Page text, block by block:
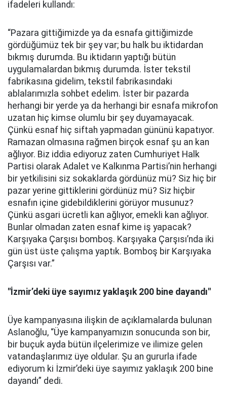
ifadeleri kullandı:
“Pazara gittiğimizde ya da esnafa gittiğimizde
gördüğümüz tek bir şey var; bu halk bu iktidardan
bıkmış durumda. Bu iktidarın yaptığı bütün
uygulamalardan bıkmış durumda. İster tekstil
fabrikasına gidelim, tekstil fabrikasındaki
ablalarımızla sohbet edelim. İster bir pazarda
herhangi bir yerde ya da herhangi bir esnafa mikrofon
uzatan hiç kimse olumlu bir şey duyamayacak.
Çünkü esnaf hiç siftah yapmadan gününü kapatıyor.
Ramazan olmasına rağmen birçok esnaf şu an kan
ağlıyor. Biz iddia ediyoruz zaten Cumhuriyet Halk
Partisi olarak Adalet ve Kalkınma Partisi’nin herhangi
bir yetkilisini siz sokaklarda gördünüz mü? Siz hiç bir
pazar yerine gittiklerini gördünüz mü? Siz hiçbir
esnafın içine gidebildiklerini görüyor musunuz?
Çünkü asgari ücretli kan ağlıyor, emekli kan ağlıyor.
Bunlar olmadan zaten esnaf kime iş yapacak?
Karşıyaka Çarşısı bomboş. Karşıyaka Çarşısı’nda iki
gün üst üste çalışma yaptık. Bomboş bir Karşıyaka
Çarşısı var.”
"İzmir’deki üye sayımız yaklaşık 200 bine dayandı"
Üye kampanyasına ilişkin de açıklamalarda bulunan
Aslanoğlu, “Üye kampanyamızın sonucunda son bir,
bir buçuk ayda bütün ilçelerimize ve ilimize gelen
vatandaşlarımız üye oldular. Şu an gururla ifade
ediyorum ki İzmir’deki üye sayımız yaklaşık 200 bine
dayandı” dedi.